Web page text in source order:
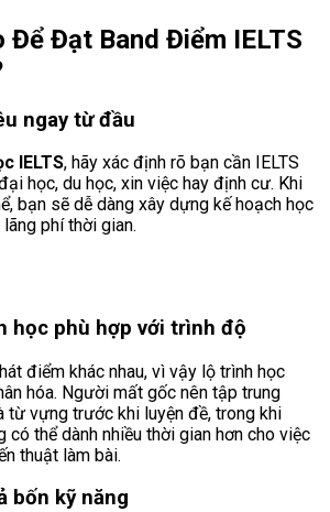
Để Đạt Band Điểm IELTS
ngay từ đầu
IELTS, hãy xác định rõ bạn cần IELTS
học, du học, xin việc hay định cư. Khi
bạn sẽ dễ dàng xây dựng kế hoạch học
phí thời gian.
học phù hợp với trình độ
điểm khác nhau, vì vậy lộ trình học
hóa. Người mất gốc nên tập trung
từ vựng trước khi luyện đề, trong khi
có thể dành nhiều thời gian hơn cho việc
thuật làm bài.
bốn kỹ năng